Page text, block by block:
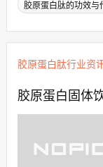
胶原蛋白肽的功效与
胶原蛋白肽行业资
胶原蛋白固体